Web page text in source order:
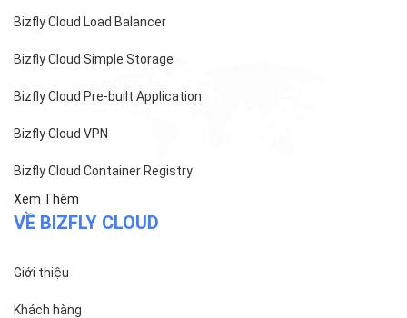
Bizfly Cloud Load Balancer
Bizfly Cloud Simple Storage
Bizfly Cloud Pre-built Application
Bizfly Cloud VPN
Bizfly Cloud Container Registry
Xem Thêm
VỀ BIZFLY CLOUD
Giới thiệu
Khách hàng